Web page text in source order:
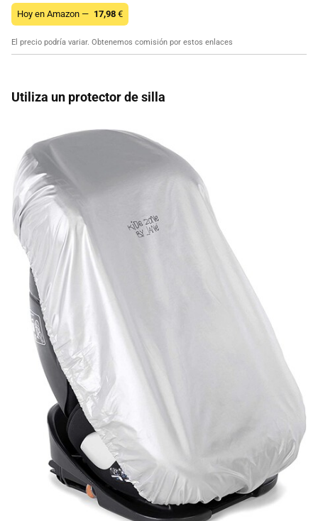
Hoy en Amazon — 17,98 €
El precio podría variar. Obtenemos comisión por estos enlaces
Utiliza un protector de silla